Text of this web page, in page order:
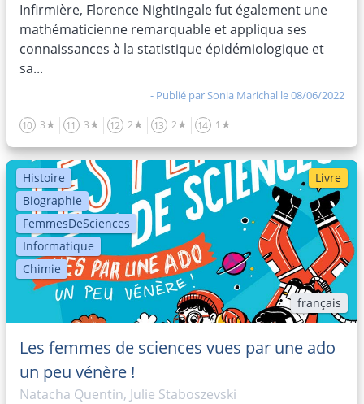
Infirmière, Florence Nightingale fut également une
mathématicienne remarquable et appliqua ses
connaissances à la statistique épidémiologique et
sa...
- Publié parSonia Marichal le 08/06/2022
10 3★ 11 3★ 12 2★ 13 2★ 14 1★
Histoire
Biographie
FemmesDeSciences
Informatique
Chimie
Livre
français
Les femmes de sciences vues par une ado
un peu vénère !
Natacha Quentin, Julie Staboszevski